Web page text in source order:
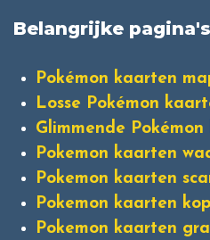
Belangrijke
Pokémon kaarten
Losse Pokémon
Glimmende
Pokemon kaarten
Pokemon kaarten
Pokemon kaarten
Pokemon kaarten